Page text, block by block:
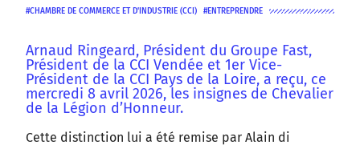
CHAMBRE DE COMMERCE ET D'INDUSTRIE (CCI) ENTREPRENDRE
Arnaud Ringeard, Président du Groupe Fast,
Président de la CCI Vendée et 1er Vice-
Président de la CCI Pays de la Loire, a reçu, ce
mercredi 8 avril 2026, les insignes de Chevalier
de la Légion d’Honneur.
Cette distinction lui a été remise par Alain di